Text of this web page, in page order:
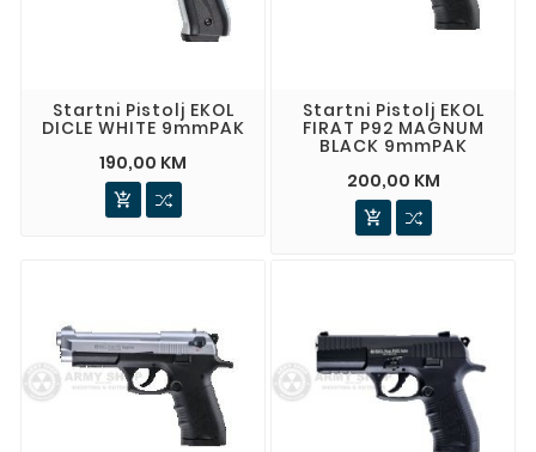
Startni Pistolj EKOL
DICLE WHITE 9mmPAK
190,00 KM

Startni Pistolj EKOL
FIRAT P92 MAGNUM
BLACK 9mmPAK
200,00 KM
